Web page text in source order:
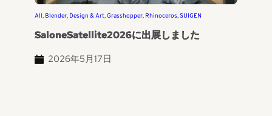
All, Blender, Design & Art, Grasshopper, Rhinoceros, SUIGEN
SaloneSatellite2026に出展しました
2026年5月17日